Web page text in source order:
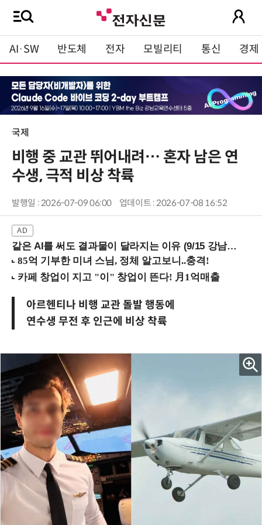
AI·SW 반도체 전자 모빌리티 통신 경제
국제
비행 중 교관 뛰어내려… 혼자 남은 연
수생, 극적 비상 착륙
발행일 : 2026-07-09 06:00 업데이트 : 2026-07-08 16:52
같은 AI를 써도 결과물이 달라지는 이유 (9/15 강남역)
아르헨티나 비행 교관 돌발 행동에
연수생 무전 후 인근에 비상 착륙